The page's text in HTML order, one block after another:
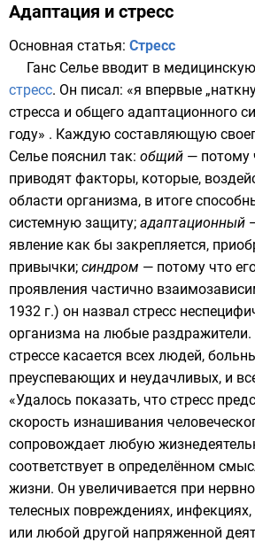
Адаптация и стресс
Основная статья: Стресс
Ганс Селье вводит в
стресс. Он писал: «я впервые
стресса и общего адаптационного
году» . Каждую составляющую
Селье пояснил так: общий — потому
приводят факторы, которые,
области организма, в итоге
системную защиту; адаптационный
явление как бы закрепляется,
привычки; синдром — потому что
проявления частично
1932 г.) он назвал стресс
организма на любые раздражители.
стрессе касается всех людей,
преуспевающих и неудачливых, и
«Удалось показать, что стресс
скорость изнашивания
сопровождает любую
соответствует в определённом
жизни. Он увеличивается при
телесных повреждениях,
или любой другой напряженной